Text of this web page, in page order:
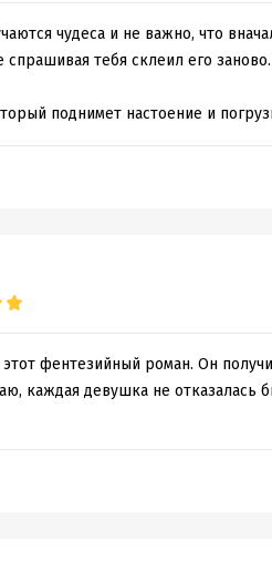
чудеса и не важно, что
тебя склеил его заново.
поднимет настоение и
фентезийный роман. Он
каждая девушка не отказалась